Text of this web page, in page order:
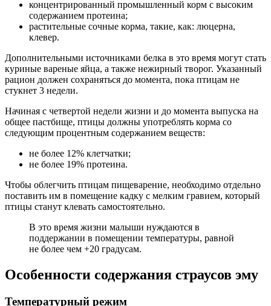
концентрированный промышленный корм с высоким
содержанием протеина;
растительные сочные корма, такие, как: люцерна,
клевер.
Дополнительными источниками белка в это время могут стать
куриные вареные яйца, а также нежирный творог. Указанный
рацион должен сохраняться до момента, пока птицам не
стукнет 3 недели.
Начиная с четвертой недели жизни и до момента выпуска на
общее пастбище, птицы должны употреблять корма со
следующим процентным содержанием веществ:
не более 12% клетчатки;
не более 19% протеина.
Чтобы облегчить птицам пищеварение, необходимо отдельно
поставить им в помещение кадку с мелким гравием, который
птицы станут клевать самостоятельно.
В это время жизни малыши нуждаются в
поддержании в помещении температуры, равной
не более чем +20 градусам.
Особенности содержания страусов эму
Температурный режим